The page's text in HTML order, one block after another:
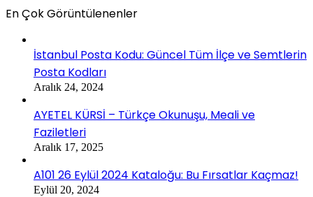
En Çok Görüntülenenler
İstanbul Posta Kodu: Güncel Tüm İlçe ve Semtlerin
Posta Kodları
Aralık 24, 2024
AYETEL KÜRSİ – Türkçe Okunuşu, Meali ve
Faziletleri
Aralık 17, 2025
A101 26 Eylül 2024 Kataloğu: Bu Fırsatlar Kaçmaz!
Eylül 20, 2024